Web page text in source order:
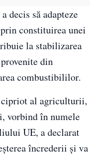
decis să adapteze
constituirea unei
la stabilizarea
din
combustibililor.
al agriculturii,
vorbind în numele
UE, a declarat
încrederii și va